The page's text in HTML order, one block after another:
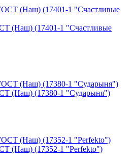
(Наш) (17401-1 "Счастливые
(Наш) (17380-1 "Сударыня")
(Наш) (17352-1 "Perfekto")